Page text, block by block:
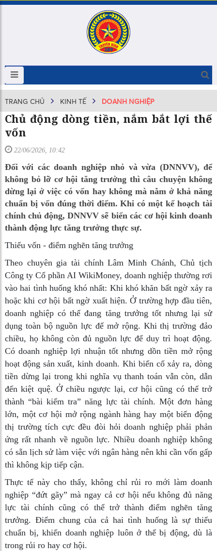
TRANG CHỦ KINH TẾ DOANH NGHIỆP
Chủ động dòng tiền, nắm bắt lợi thế
vốn
22/06/2026, 10:42
Đối với các doanh nghiệp nhỏ và vừa (DNNVV), để
không bỏ lỡ cơ hội tăng trưởng thì câu chuyện không
dừng lại ở việc có vốn hay không mà nằm ở khả năng
chuẩn bị vốn đúng thời điểm. Khi có một kế hoạch tài
chính chủ động, DNNVV sẽ biến các cơ hội kinh doanh
thành động lực tăng trưởng thực sự.
Thiếu vốn - điểm nghẽn tăng trưởng
Theo chuyên gia tài chính Lâm Minh Chánh, Chủ tịch
Công ty Cổ phần AI WikiMoney, doanh nghiệp thường rơi
vào hai tình huống khó nhất: Khi khó khăn bất ngờ xảy ra
hoặc khi cơ hội bất ngờ xuất hiện. Ở trường hợp đầu tiên,
doanh nghiệp có thể đang tăng trưởng tốt nhưng lại sử
dụng toàn bộ nguồn lực để mở rộng. Khi thị trường đảo
chiều, họ không còn đủ nguồn lực để duy trì hoạt động.
Có doanh nghiệp lợi nhuận tốt nhưng dồn tiền mở rộng
hoạt động sản xuất, kinh doanh. Khi biến cố xảy ra, dòng
tiền dừng lại trong khi nghĩa vụ thanh toán vẫn còn, dẫn
đến kiệt quệ. Ở chiều ngược lại, cơ hội cũng có thể trở
thành “bài kiểm tra” năng lực tài chính. Một đơn hàng
lớn, một cơ hội mở rộng ngành hàng hay một biến động
thị trường tích cực đều đòi hỏi doanh nghiệp phải phản
ứng rất nhanh về nguồn lực. Nhiều doanh nghiệp không
có sẵn lịch sử làm việc với ngân hàng nên khi cần vốn gấp
thì không kịp tiếp cận.
Thực tế này cho thấy, không chỉ rủi ro mới làm doanh
nghiệp “đứt gãy” mà ngay cả cơ hội nếu không đủ năng
lực tài chính cũng có thể trở thành điểm nghẽn tăng
trưởng. Điểm chung của cả hai tình huống là sự thiếu
chuẩn bị, khiến doanh nghiệp luôn ở thế bị động, dù là
trong rủi ro hay cơ hội.